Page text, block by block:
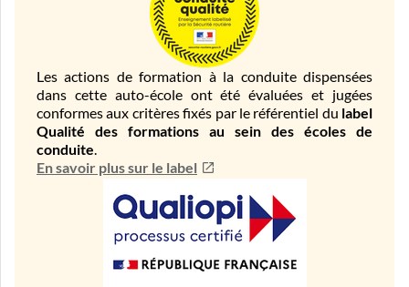
Les actions de formation à la conduite dispensées
dans cette auto-école ont été évaluées et jugées
conformes aux critères fixés par le référentiel du label
Qualité des formations au sein des écoles de
conduite.
En savoir plus sur le label